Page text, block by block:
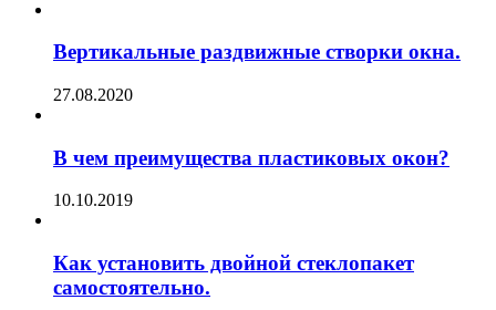
Вертикальные раздвижные створки окна.
27.08.2020
В чем преимущества пластиковых окон?
10.10.2019
Как установить двойной стеклопакет
самостоятельно.